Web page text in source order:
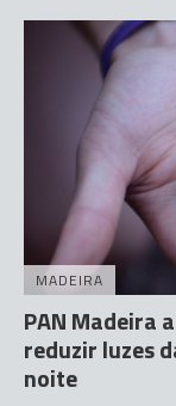
MADEIRA
PAN Madeira
reduzir luzes
noite